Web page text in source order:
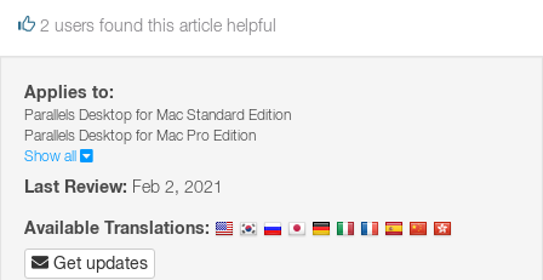
2 users found this article helpful
Applies to:
Parallels Desktop for Mac Standard Edition
Parallels Desktop for Mac Pro Edition
Show all
Last Review: Feb 2, 2021
Available Translations:
Get updates